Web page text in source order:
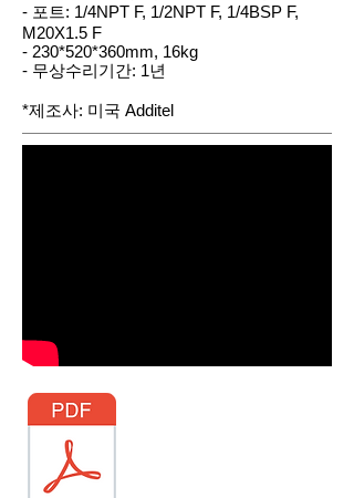
- 포트: 1/4NPT F, 1/2NPT F, 1/4BSP F,
M20X1.5 F
- 230*520*360mm, 16kg
- 무상수리기간: 1년
*제조사: 미국 Additel